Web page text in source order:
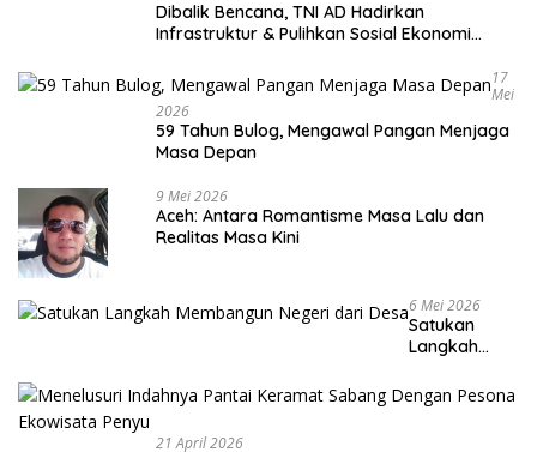
Dibalik Bencana, TNI AD Hadirkan
Infrastruktur & Pulihkan Sosial Ekonomi
17
Mei
2026
59 Tahun Bulog, Mengawal Pangan Menjaga
Masa Depan
9 Mei 2026
Aceh: Antara Romantisme Masa Lalu dan
Realitas Masa Kini
6 Mei 2026
Satukan
Langkah
Negeri dari
Desa
21 April 2026